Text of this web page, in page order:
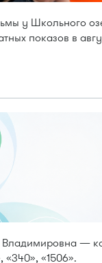
у Школьного
показов в
Владимировна —
«340», «1506».